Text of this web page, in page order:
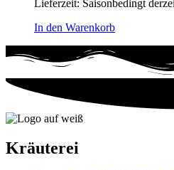
Lieferzeit: Saisonbedingt
In den Warenkorb
Kräuterei